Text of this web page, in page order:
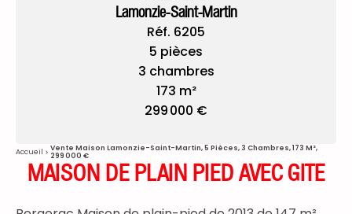
Lamonzie-Saint-Martin
Réf. 6205
5 pièces
3 chambres
173 m²
299 000 €
Accueil
Vente Maison Lamonzie-Saint-Martin, 5 Pièces, 3 Chambres, 173 M²,
299 000 €
MAISON DE PLAIN PIED AVEC GITE